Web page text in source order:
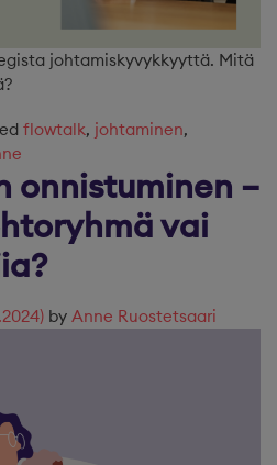
johtamiskyvykkyyttä. Mitä
flowtalk, johtaminen,
onnistuminen –
vai
by Anne Ruostetsaari